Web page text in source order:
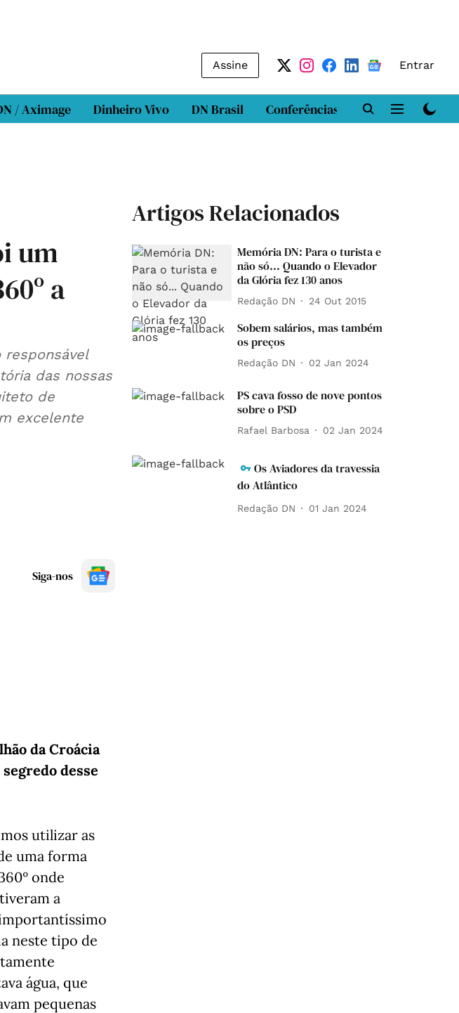
Assine Entrar
/ Aximage Dinheiro Vivo DN Brasil Conferências DN LAB
um
a
responsável
das nossas
de
excelente
Siga-nos
da Croácia
desse
utilizar as
uma forma
onde
a
neste tipo de
água, que
pequenas
Artigos Relacionados
Memória DN: Para o turista e
não só... Quando o Elevador
da Glória fez 130 anos
Redação DN 24 Out 2015
Sobem salários, mas também
os preços
Redação DN 02 Jan 2024
PS cava fosso de nove pontos
sobre o PSD
Rafael Barbosa 02 Jan 2024
Os Aviadores da travessia
do Atlântico
Redação DN 01 Jan 2024